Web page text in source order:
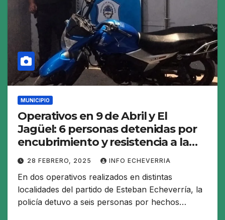
MUNICIPIO
Operativos en 9 de Abril y El
Jagüel: 6 personas detenidas por
encubrimiento y resistencia a la
autoridad
28 FEBRERO, 2025 INFO ECHEVERRIA
En dos operativos realizados en distintas
localidades del partido de Esteban Echeverría, la
policía detuvo a seis personas por hechos…